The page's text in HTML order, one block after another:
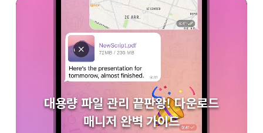
대용량 파일 관리 끝판왕! 다운로드
매니저 완벽 가이드